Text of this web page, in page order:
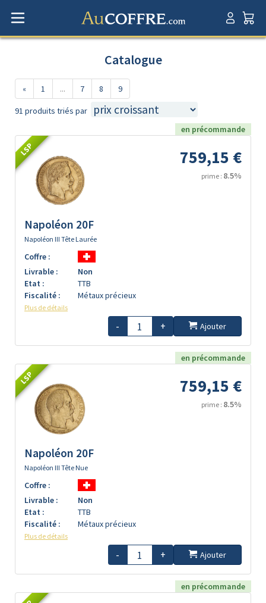
Catalogue
« 1 ... 7 8 9
91 produits triés par
en précommande
LSP 759,15 €
prime : 8.5%
Napoléon 20F
Napoléon III Tête Laurée
Coffre :
Livrable :
Non
Etat :
TTB
Fiscalité :
Métaux précieux
Plus de détails
- + Ajouter
en précommande
LSP 759,15 €
prime : 8.5%
Napoléon 20F
Napoléon III Tête Nue
Coffre :
Livrable :
Non
Etat :
TTB
Fiscalité :
Métaux précieux
Plus de détails
- + Ajouter
en précommande